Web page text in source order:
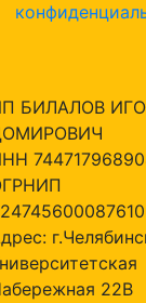
БИЛАЛОВ
22В